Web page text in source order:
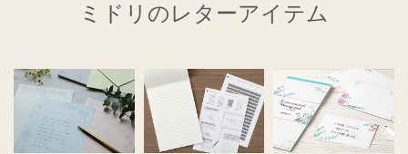
ミドリのレターアイテム